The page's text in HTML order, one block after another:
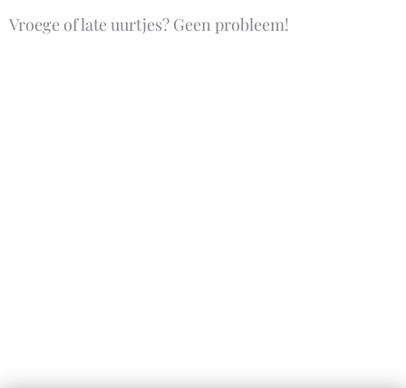
Vroege of late uurtjes? Geen probleem!